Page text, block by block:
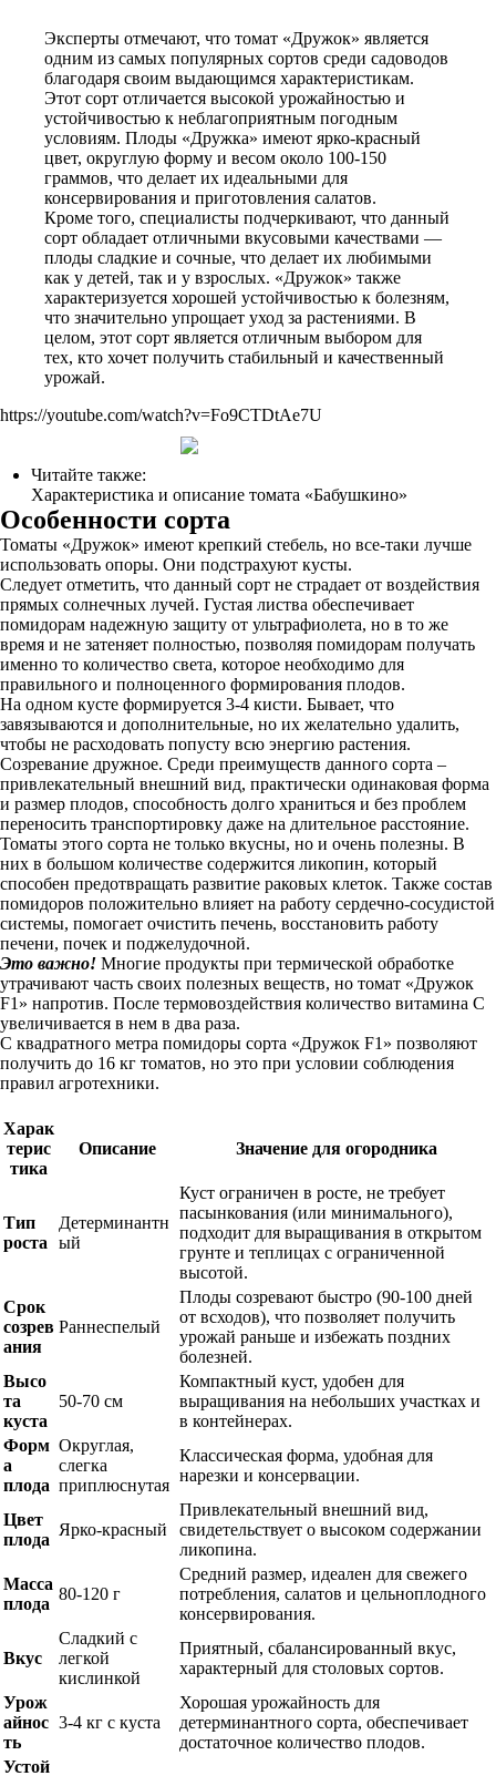
Эксперты отмечают, что томат «Дружок» является
одним из самых популярных сортов среди садоводов
благодаря своим выдающимся характеристикам.
Этот сорт отличается высокой урожайностью и
устойчивостью к неблагоприятным погодным
условиям. Плоды «Дружка» имеют ярко-красный
цвет, округлую форму и весом около 100-150
граммов, что делает их идеальными для
консервирования и приготовления салатов.
Кроме того, специалисты подчеркивают, что данный
сорт обладает отличными вкусовыми качествами —
плоды сладкие и сочные, что делает их любимыми
как у детей, так и у взрослых. «Дружок» также
характеризуется хорошей устойчивостью к болезням,
что значительно упрощает уход за растениями. В
целом, этот сорт является отличным выбором для
тех, кто хочет получить стабильный и качественный
урожай.
https://youtube.com/watch?v=Fo9CTDtAe7U
Читайте также:
Характеристика и описание томата «Бабушкино»
Особенности сорта
Томаты «Дружок» имеют крепкий стебель, но все-таки лучше
использовать опоры. Они подстрахуют кусты.
Следует отметить, что данный сорт не страдает от воздействия
прямых солнечных лучей. Густая листва обеспечивает
помидорам надежную защиту от ультрафиолета, но в то же
время и не затеняет полностью, позволяя помидорам получать
именно то количество света, которое необходимо для
правильного и полноценного формирования плодов.
На одном кусте формируется 3-4 кисти. Бывает, что
завязываются и дополнительные, но их желательно удалить,
чтобы не расходовать попусту всю энергию растения.
Созревание дружное. Среди преимуществ данного сорта –
привлекательный внешний вид, практически одинаковая форма
и размер плодов, способность долго храниться и без проблем
переносить транспортировку даже на длительное расстояние.
Томаты этого сорта не только вкусны, но и очень полезны. В
них в большом количестве содержится ликопин, который
способен предотвращать развитие раковых клеток. Также состав
помидоров положительно влияет на работу сердечно-сосудистой
системы, помогает очистить печень, восстановить работу
печени, почек и поджелудочной.
Это важно! Многие продукты при термической обработке
утрачивают часть своих полезных веществ, но томат «Дружок
F1» напротив. После термовоздействия количество витамина С
увеличивается в нем в два раза.
С квадратного метра помидоры сорта «Дружок F1» позволяют
получить до 16 кг томатов, но это при условии соблюдения
правил агротехники.
Харак
терис
тика
Описание Значение для огородника
Тип
роста
Детерминантн
ый
Куст ограничен в росте, не требует
пасынкования (или минимального),
подходит для выращивания в открытом
грунте и теплицах с ограниченной
высотой.
Срок
созрев
ания
Раннеспелый
Плоды созревают быстро (90-100 дней
от всходов), что позволяет получить
урожай раньше и избежать поздних
болезней.
Высо
та
куста
50-70 см
Компактный куст, удобен для
выращивания на небольших участках и
в контейнерах.
Форм
а
плода
Округлая,
слегка
приплюснутая
Классическая форма, удобная для
нарезки и консервации.
Цвет
плода
Ярко-красный
Привлекательный внешний вид,
свидетельствует о высоком содержании
ликопина.
Масса
плода
80-120 г
Средний размер, идеален для свежего
потребления, салатов и цельноплодного
консервирования.
Вкус
Сладкий с
легкой
кислинкой
Приятный, сбалансированный вкус,
характерный для столовых сортов.
Урож
айнос
ть
3-4 кг с куста
Хорошая урожайность для
детерминантного сорта, обеспечивает
достаточное количество плодов.
Устой